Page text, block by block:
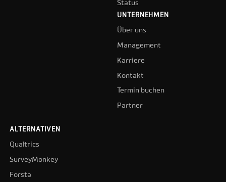
Status
UNTERNEHMEN
Über uns
Management
Karriere
Kontakt
Termin buchen
Partner
ALTERNATIVEN
Qualtrics
SurveyMonkey
Forsta